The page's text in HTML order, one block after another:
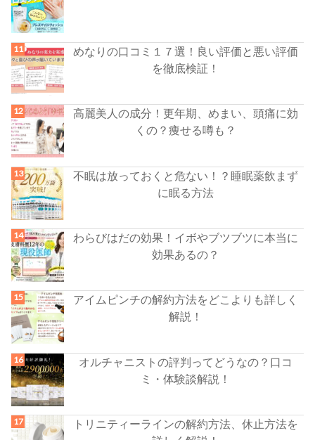
めなりの口コミ１７選！良い評価と悪い評価
を徹底検証！
高麗美人の成分！更年期、めまい、頭痛に効
くの？痩せる噂も？
不眠は放っておくと危ない！？睡眠薬飲まず
に眠る方法
わらびはだの効果！イボやブツブツに本当に
効果あるの？
アイムピンチの解約方法をどこよりも詳しく
解説！
オルチャニストの評判ってどうなの？口コ
ミ・体験談解説！
トリニティーラインの解約方法、休止方法を